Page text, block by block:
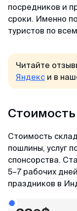
Гордей
Отзыв с Telegram
Все не просто
Не успел я
за день
быстро и
Отзыв с Яндекса ·
Легко и
MyVisaWorld
визы в
посредников и
сроки. Именно
туристов по
Читайте
Яндекс и в
Стоимость
пошлины, услуг
спонсорства.
5–7 рабочих
праздников в